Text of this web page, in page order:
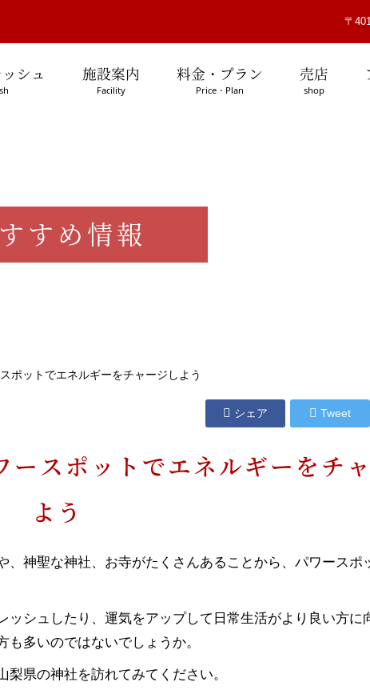
〒
シュ 施設案内
Facility
料金・プラン
Price・Plan
売店
shop
すめ情報
ポットでエネルギーをチャージしよう
シェア Tweet
スポットでエネルギーをチ
よう
、神聖な神社、お寺がたくさんあることから、パワースポ
シュしたり、運気をアップして日常生活がより良い方に
多いのではないでしょうか。
県の神社を訪れてみてください。